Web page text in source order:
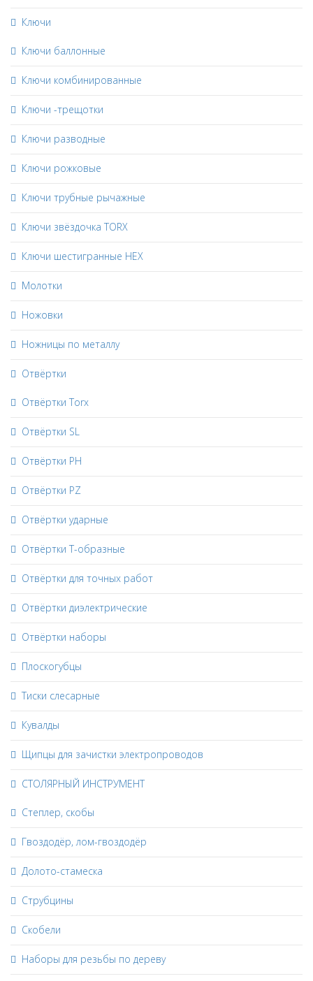
Ключи
Ключи баллонные
Ключи комбинированные
Ключи -трещотки
Ключи разводные
Ключи рожковые
Ключи трубные рычажные
Ключи звёздочка TORX
Ключи шестигранные HEX
Молотки
Ножовки
Ножницы по металлу
Отвёртки
Отвёртки Torx
Отвёртки SL
Отвёртки PH
Отвёртки PZ
Отвёртки ударные
Отвёртки Т-образные
Отвёртки для точных работ
Отвёртки диэлектрические
Отвёртки наборы
Плоскогубцы
Тиски слесарные
Кувалды
Щипцы для зачистки электропроводов
СТОЛЯРНЫЙ ИНСТРУМЕНТ
Степлер, скобы
Гвоздодёр, лом-гвоздодёр
Долото-стамеска
Струбцины
Скобели
Наборы для резьбы по дереву